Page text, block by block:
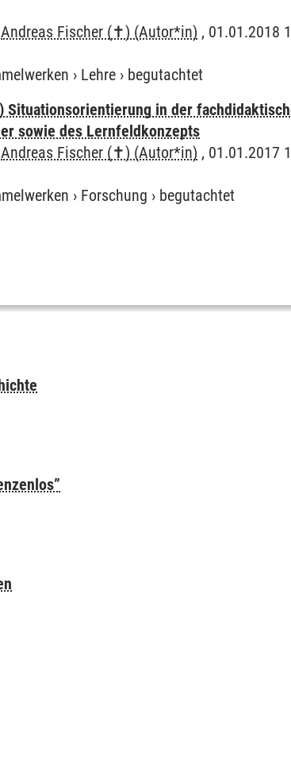
Andreas Fischer (✝) (Autor*in) , 01.01.2018
› Lehre › begutachtet
Situationsorientierung in der
sowie des Lernfeldkonzepts
Andreas Fischer (✝) (Autor*in) , 01.01.2017
› Forschung › begutachtet